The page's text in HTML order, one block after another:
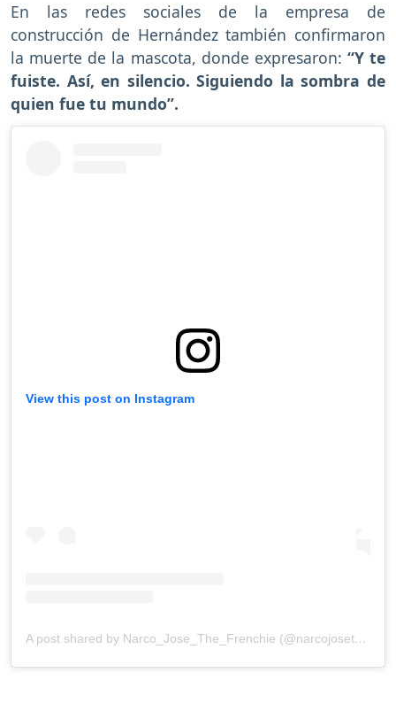
En las redes sociales de la empresa de
construcción de Hernández también confirmaron
la muerte de la mascota, donde expresaron: “Y te
fuiste. Así, en silencio. Siguiendo la sombra de
quien fue tu mundo”.
View this post on Instagram
A post shared by Narco_Jose_The_Frenchie (@narcojosethefrenchie)